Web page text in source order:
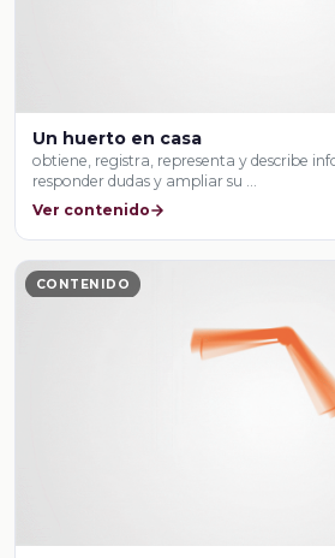
Un huerto en casa
obtiene, registra, representa y describe
responder dudas y ampliar su …
Ver contenido
CONTENIDO